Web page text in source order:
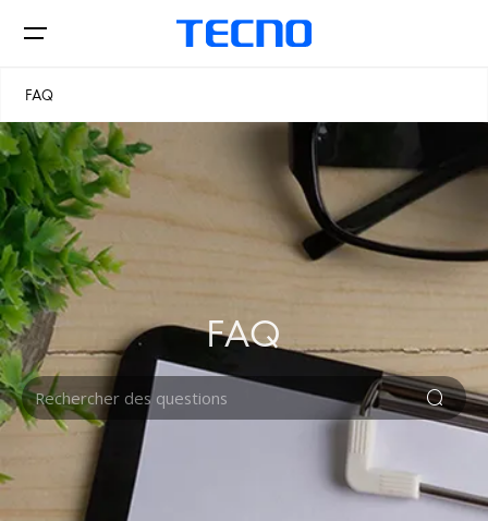
Téléphones
PHANTOM
SPARK
POP
Laptops
Tablettes
Accessoires
FAQ
FAQ